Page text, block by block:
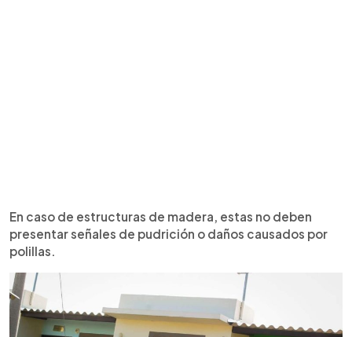
En caso de estructuras de madera, estas no deben
presentar señales de pudrición o daños causados por
polillas.